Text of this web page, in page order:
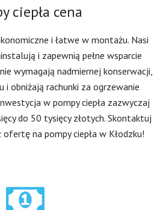
ciepła cena
i łatwe w montażu. Nasi
i zapewnią pełne wsparcie
wymagają nadmiernej konserwacji,
i obniżają rachunki za ogrzewanie
w pompy ciepła zazwyczaj
do 50 tysięcy złotych. Skontaktuj
na pompy ciepła w Kłodzku!